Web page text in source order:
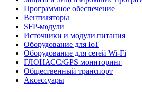
Программное обеспечение
Вентиляторы
SFP-модули
Источники и модули питания
Оборудование для IoT
Оборудование для сетей Wi-Fi
ГЛОНАСС/GPS мониторинг
Общественный транспорт
Аксессуары